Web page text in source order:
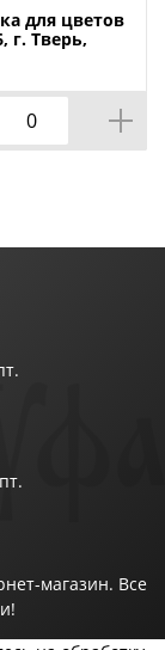
для цветов
г. Тверь,
магазин. Все